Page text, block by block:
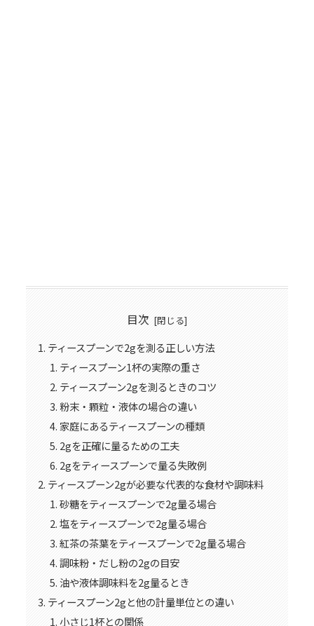
目次
ティースプーンで2gを測る正しい方法
ティースプーン1杯の実際の重さ
ティースプーン2gを測るときのコツ
粉末・顆粒・液体の場合の違い
家庭にあるティースプーンの種類
2gを正確に量るための工夫
2gをティースプーンで量る失敗例
ティースプーン2gが必要な代表的な食材や調味料
砂糖をティースプーンで2g量る場合
塩をティースプーンで2g量る場合
紅茶の茶葉をティースプーンで2g量る場合
調味粉・だし粉の2gの目安
油や液体調味料を2g量るとき
ティースプーン2gと他の計量単位との違い
小さじ1杯との関係